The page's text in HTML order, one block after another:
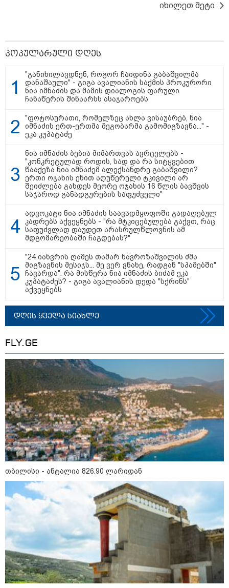
შეიძინე ალდაგის სამოგზაურო დაზღვევა და
მიიღე გაორმაგებული ინტერნეტი
წელიწადნახევარში საქართველოში 164
ადამიანი დაიკარგა - 57 პირს ამ დრომდე
ეძებენ
14:07 / 09-08-2026
თბილისის ზღვაზე 17 წლის ბიჭი
დაიხრჩო - ცნობილი ხდება მისი
ვინაობა
12:27 / 09-08-2026
წალენჯიხის არტ-მეურნეობაში,
ნიკო კვარაცხელიას სახელობის
IT სკოლის კურსამთავრებულებს
სერტიფიკატები გადაეცათ
11:59 / 09-08-2026
ხანძარი ლილო-მარტყოფის
გზაზე - რა ვითარებაა ადგილზე
ამ წუთებში? (ვიდეო)
იხილეთ მეტი
პოპულარული დღეს
"განიხილავდნენ, როგორ ჩაიდინა გაბაშვილმა
დანაშაული" - გიგა ავალიანის საქმის პროკურორი
ნია იმნაძის და მამის დიალოგის ფარული
ჩანაწერის შინაარსს ასაჯაროებს
"ფოტოსურათი, რომელზეც ახლა ვისაუბრებ, ნია
იმნაძის ერთ-ერთმა მეგობარმა გამომიგზავნა..." -
ეკა კუპატაძე
ნია იმნაძის ბებია მიმართვას ავრცელებს -
"კონკრეტულად როდის, სად და რა სიტყვებით
წააქეზა ნია იმნაძემ ალექსანდრე გაბაშვილი?
ერთი ოჯახის ენით აღუწერელი ტკივილი არ
შეიძლება გახდეს მეორე ოჯახის 16 წლის ბავშვის
საჯაროდ განადგურების საფუძველი"
ადვოკატი ნია იმნაძის საავადმყოფოში გადაღებულ
კადრებს აქვეყნებს - "რა მტკიცებულება გაქვთ, რაც
საფუძვლად დაუდეთ არასრულწლოვნის ამ
მდგომარეობაში ჩაგდებას?"
"24 იანვრის ღამეს თამარ ნავროზაშვილის ძმა
მიგზავნის მესიჯს... მე ვერ ვნახე, რადგან "სპამებში"
ჩავარდა": რა მისწერა ნია იმნაძის ბიძამ ეკა
კუპატაძეს? - გიგა ავალიანის დედა "სქრინს"
აქვეყნებს
დღის ყველა სიახლე
FLY.GE
თბილისი - ანტალია 826.90 ლარიდან